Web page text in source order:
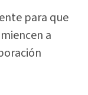
para que
a